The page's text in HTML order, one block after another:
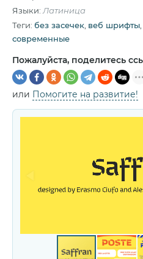
Языки: Латиница
Теги: без засечек веб шрифты
современные
Пожалуйста, поделитесь
или Помогите на развитие!